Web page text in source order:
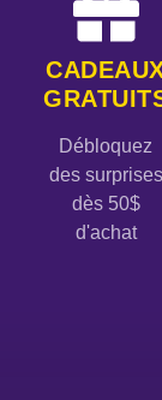
Débloquez
des surprises
dès 50$
d'achat